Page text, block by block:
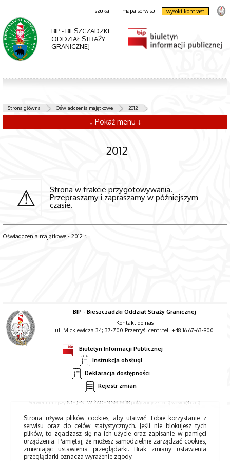
BIP - BIESZCZADZKI
ODDZIAŁ STRAŻY
GRANICZNEJ
szukaj mapa serwisu wysoki kontrast
Strona główna Oświadczenia majątkowe 2012
↓ Pokaż menu ↓
2012
Strona w trakcie przygotowywania.
Przepraszamy i zapraszamy w późniejszym
czasie.
Oświadczenia majątkowe - 2012 r.
BIP - Bieszczadzki Oddział Straży Granicznej
Kontakt do nas
ul. Mickiewicza 34; 37-700 Przemyśl centr.tel. +48 16 67-63-900
Biuletyn Informacji Publicznej
Instrukcja obsługi
Deklaracja dostępności
Rejestr zmian
Serwer niniejszy NIE JEST W ŻADEN SPOSÓB połączony z siecią wewnętrzną.
Strona używa plików cookies, aby ułatwić Tobie korzystanie z
serwisu oraz do celów statystycznych. Jeśli nie blokujesz tych
plików, to zgadzasz się na ich użycie oraz zapisanie w pamięci
urządzenia. Pamiętaj, że możesz samodzielnie zarządzać cookies,
zmieniając ustawienia przeglądarki. Brak zmiany ustawienia
przeglądarki oznacza wyrażenie zgody.